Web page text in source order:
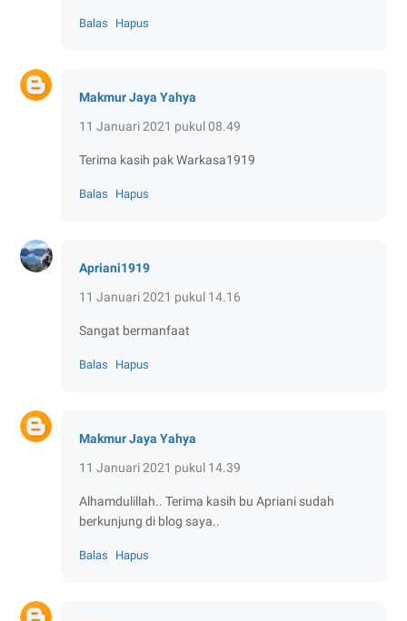
Balas Hapus
Makmur Jaya Yahya
11 Januari 2021 pukul 08.49
Terima kasih pak Warkasa1919
Balas Hapus
Apriani1919
11 Januari 2021 pukul 14.16
Sangat bermanfaat
Balas Hapus
Makmur Jaya Yahya
11 Januari 2021 pukul 14.39
Alhamdulillah.. Terima kasih bu Apriani sudah
berkunjung di blog saya..
Balas Hapus